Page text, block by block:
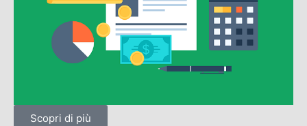
Scopri di più